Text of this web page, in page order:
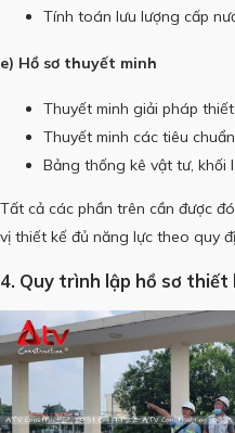
Tính toán lưu lượng cấp
e) Hồ sơ thuyết minh
Thuyết minh giải pháp
Thuyết minh các tiêu
Bảng thống kê vật tư, khối
Tất cả các phần trên cần được
vị thiết kế đủ năng lực theo quy
4. Quy trình lập hồ sơ thiết